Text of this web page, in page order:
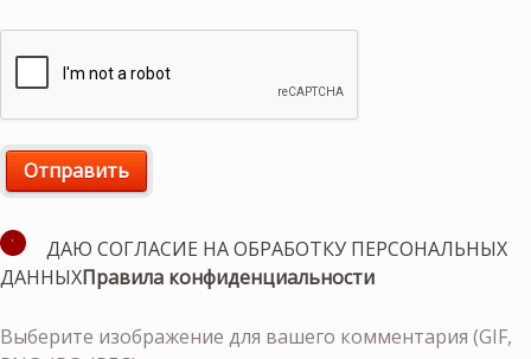
ДАЮ СОГЛАСИЕ НА ОБРАБОТКУ ПЕРСОНАЛЬНЫХ
ДАННЫХПравила конфиденциальности
Выберите изображение для вашего комментария (GIF,